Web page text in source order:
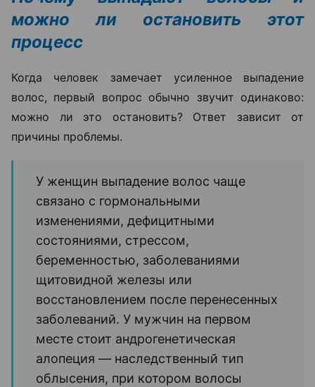
можно ли остановить этот
процесс
Когда человек замечает усиленное выпадение
волос, первый вопрос обычно звучит одинаково:
можно ли это остановить? Ответ зависит от
причины проблемы.
У женщин выпадение волос чаще
связано с гормональными
изменениями, дефицитными
состояниями, стрессом,
беременностью, заболеваниями
щитовидной железы или
восстановлением после перенесенных
заболеваний. У мужчин на первом
месте стоит андрогенетическая
алопеция — наследственный тип
облысения, при котором волосы